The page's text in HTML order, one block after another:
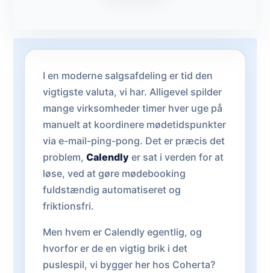
I en moderne salgsafdeling er tid den
vigtigste valuta, vi har. Alligevel spilder
mange virksomheder timer hver uge på
manuelt at koordinere mødetidspunkter
via e-mail-ping-pong. Det er præcis det
problem, Calendly er sat i verden for at
løse, ved at gøre mødebooking
fuldstændig automatiseret og
friktionsfri.
Men hvem er Calendly egentlig, og
hvorfor er de en vigtig brik i det
puslespil, vi bygger her hos Coherta?